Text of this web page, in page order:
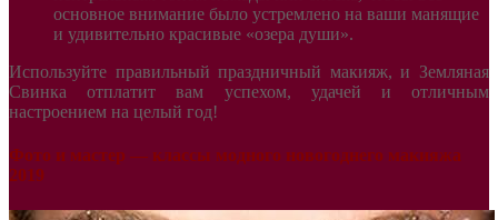
основное внимание было устремлено на ваши манящие
и удивительно красивые «озера души».
Используйте правильный праздничный макияж, и Земляная
Свинка отплатит вам успехом, удачей и отличным
настроением на целый год!
Фото и мастер — классы модного новогоднего макияжа
2019